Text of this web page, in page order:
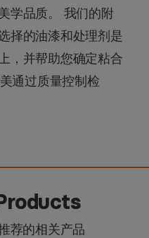
学品质。 我们的附
择的油漆和处理剂是
，并帮助您确定粘合
通过质量控制检
荐的相关产品